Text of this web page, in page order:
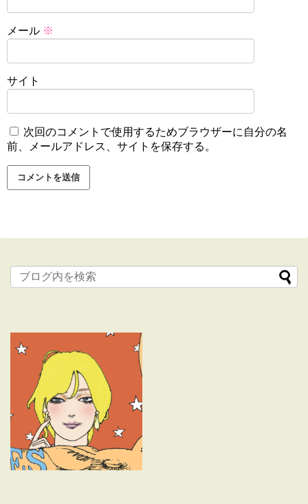
メール ※
サイト
次回のコメントで使用するためブラウザーに自分の名
前、メールアドレス、サイトを保存する。